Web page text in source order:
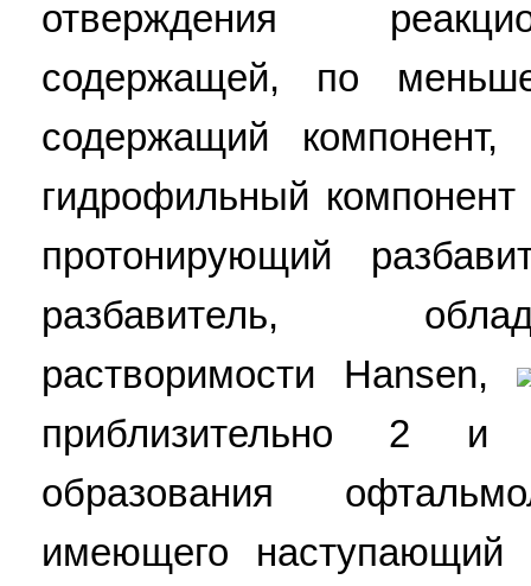
отверждения
содержащей, по
содержащий
гидрофильный
протонирующий
разбавитель,
растворимости Hansen,
приблизительно 2 и
образования
имеющего наступающий